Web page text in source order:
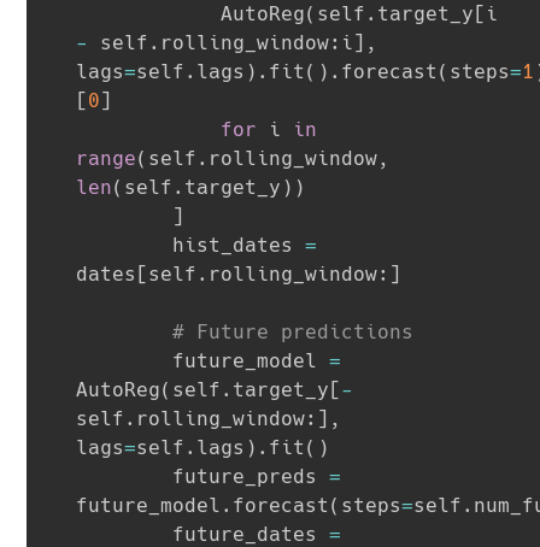
            AutoReg
( self . target_y [
-
self . rolling_window: i ] ,
lags=self . lags ) . fit ( ) . forecast ( steps=1
[0]
for i in
range( self . rolling_window,
len( self . target_y ) )
]
        hist_dates
=
dates [self . rolling_window: ]
# Future predictions
        future_model
=
AutoReg( self . target_y [-
self . rolling_window: ] ,
lags=self . lags ) . fit ( )
        future_preds
=
future_model . forecast ( steps=self .
        future_dates
=